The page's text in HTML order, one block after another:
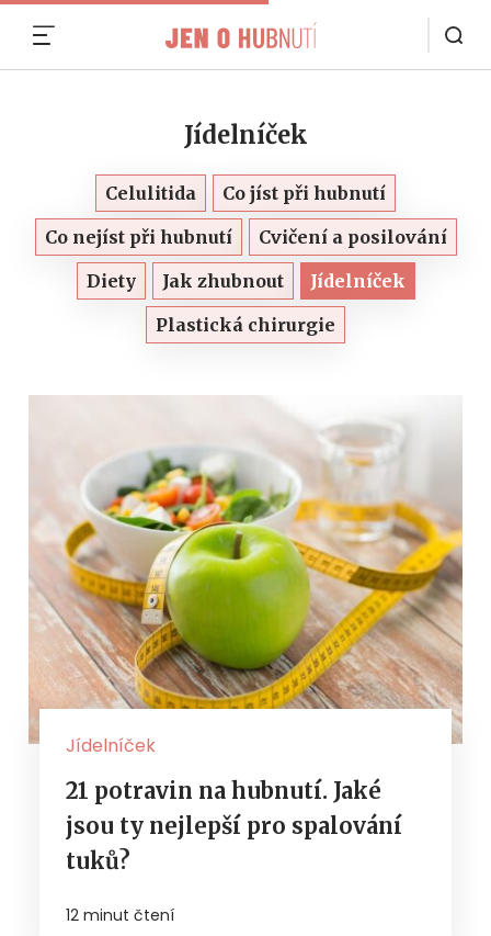
Jídelníček
Celulitida
Co jíst při hubnutí
Co nejíst při hubnutí
Cvičení a posilování
Diety
Jak zhubnout
Jídelníček
Plastická chirurgie
Jídelníček
21 potravin na hubnutí. Jaké
jsou ty nejlepší pro spalování
tuků?
12 minut čtení